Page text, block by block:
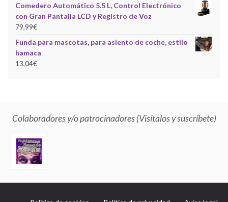
Comedero Automático 5.5 L, Control Electrónico
con Gran Pantalla LCD y Registro de Voz
79,99€
Funda para mascotas, para asiento de coche, estilo
hamaca
13,04€
Colaboradores y/o patrocinadores (Visítalos y suscríbete)